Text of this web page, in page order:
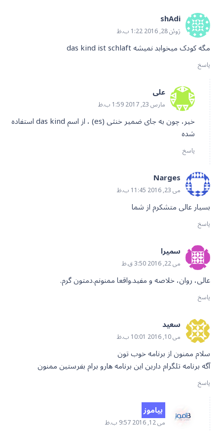
shAdi
ژوئن 28, 2016 1:22 ب.ظ
مگه کودک میخوابد نمیشه das kind ist schlaft
پاسخ
علی
مارس 23, 2017 1:59 ب.ظ
خیر، چون به جای ضمیر خنثی (es) ، از اسم das kind استفاده
شده
پاسخ
Narges
می 23, 2016 11:45 ب.ظ
بسیار عالی متشکرم از شما
پاسخ
سمیرا
می 22, 2016 3:50 ق.ظ
عالی، روان، خلاصه و مفید.واقعا ممنونم.دمتون گرم.
پاسخ
سعید
می 10, 2016 10:01 ب.ظ
سلام ممنون از برنامه خوب تون
آگه برنامه تلگرام دارین این برنامه هارو برام بفرستین ممنون
پاسخ
بیاموز
می 12, 2016 9:57 ب.ظ